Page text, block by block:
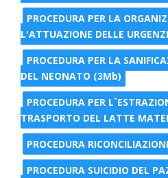
PROCEDURA PER LA
L'ATTUAZIONE DELLE
PROCEDURA PER LA
DEL NEONATO (3Mb)
PROCEDURA PER
TRASPORTO DEL LATTE
PROCEDURA
PROCEDURA SUICIDIO DEL